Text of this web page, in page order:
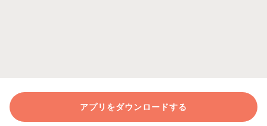
アプリをダウンロードする